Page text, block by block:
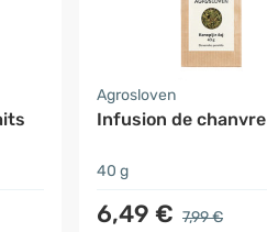
Agrosloven
Infusion de chanvre
40 g
6,49 € 7,99 €